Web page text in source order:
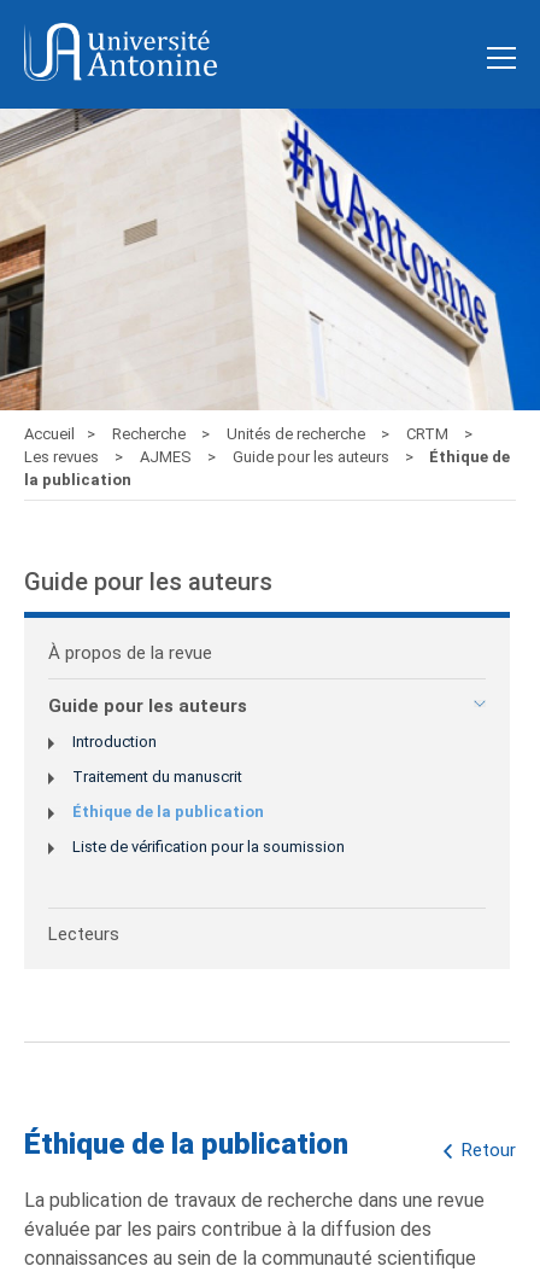
Accueil Recherche Unités de recherche
CRTM
Les revues
AJMES Guide pour les auteurs
Éthique de
la publication
Guide pour les auteurs
À propos de la revue
Guide pour les auteurs
Introduction
Traitement du manuscrit
Éthique de la publication
Liste de vérification pour la soumission
Lecteurs
Retour
Éthique de la publication
La publication de travaux de recherche dans une revue
évaluée par les pairs contribue à la diffusion des
connaissances au sein de la communauté scientifique